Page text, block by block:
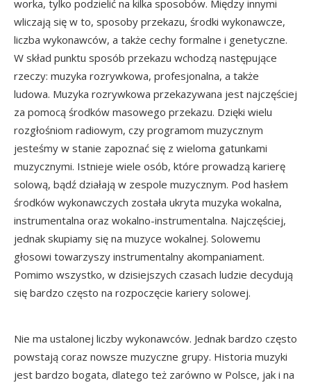
worka, tylko podzielić na kilka sposobów. Między innymi
wliczają się w to, sposoby przekazu, środki wykonawcze,
liczba wykonawców, a także cechy formalne i genetyczne.
W skład punktu sposób przekazu wchodzą następujące
rzeczy: muzyka rozrywkowa, profesjonalna, a także
ludowa. Muzyka rozrywkowa przekazywana jest najczęściej
za pomocą środków masowego przekazu. Dzięki wielu
rozgłośniom radiowym, czy programom muzycznym
jesteśmy w stanie zapoznać się z wieloma gatunkami
muzycznymi. Istnieje wiele osób, które prowadzą karierę
solową, bądź działają w zespole muzycznym. Pod hasłem
środków wykonawczych została ukryta muzyka wokalna,
instrumentalna oraz wokalno-instrumentalna. Najczęściej,
jednak skupiamy się na muzyce wokalnej. Solowemu
głosowi towarzyszy instrumentalny akompaniament.
Pomimo wszystko, w dzisiejszych czasach ludzie decydują
się bardzo często na rozpoczęcie kariery solowej.
Nie ma ustalonej liczby wykonawców. Jednak bardzo często
powstają coraz nowsze muzyczne grupy. Historia muzyki
jest bardzo bogata, dlatego też zarówno w Polsce, jak i na